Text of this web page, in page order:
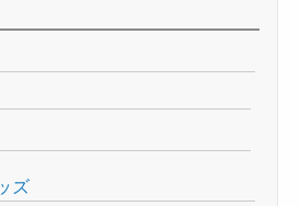
ズ